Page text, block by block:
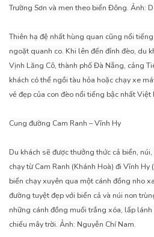
Trường Sơn và men theo biển Đông. Ảnh:
Thiên hạ đệ nhất hùng quan cũng nổi
ngoặt quanh co. Khi lên đến đỉnh đèo, du
Vịnh Lăng Cô, thành phố Đà Nẵng, cảng
khách có thể ngồi tàu hỏa hoặc chạy xe
vẻ đẹp của con đèo nổi tiếng bậc nhất
Cung đường Cam Ranh – Vĩnh Hy
Du khách sẽ được thưởng thức cả biển,
chạy từ Cam Ranh (Khánh Hoà) đi Vĩnh
biển chạy xuyên qua một cánh đồng nho
đường tuyệt đẹp với biển cả và núi non
những cánh đồng muối trắng xóa, lấp
chiếu mây trời. Ảnh: Nguyễn Chí Nam.